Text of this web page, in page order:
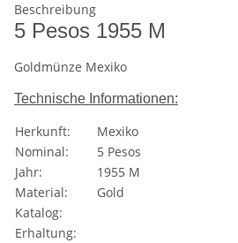
Beschreibung
5 Pesos 1955 M
Goldmünze Mexiko
Technische Informationen:
Herkunft:
Mexiko
Nominal:
5 Pesos
Jahr:
1955 M
Material:
Gold
Katalog:
Erhaltung: